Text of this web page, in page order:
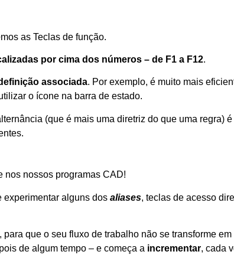
as Teclas de função.
por cima dos números – de F1 a F12.
associada. Por exemplo, é muito mais
o ícone na barra de estado.
(que é mais uma diretriz do que uma regra)
nos nossos programas CAD!
experimentar alguns dos aliases, teclas de acesso
que o seu fluxo de trabalho não se transforme
de algum tempo – e começa a incrementar, cada